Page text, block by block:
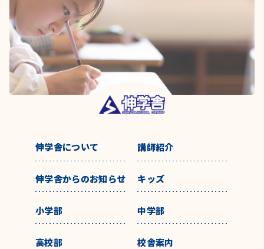
伸学舎について 講師紹介
伸学舎からのお知らせ キッズ
小学部 中学部
高校部 校舎案内